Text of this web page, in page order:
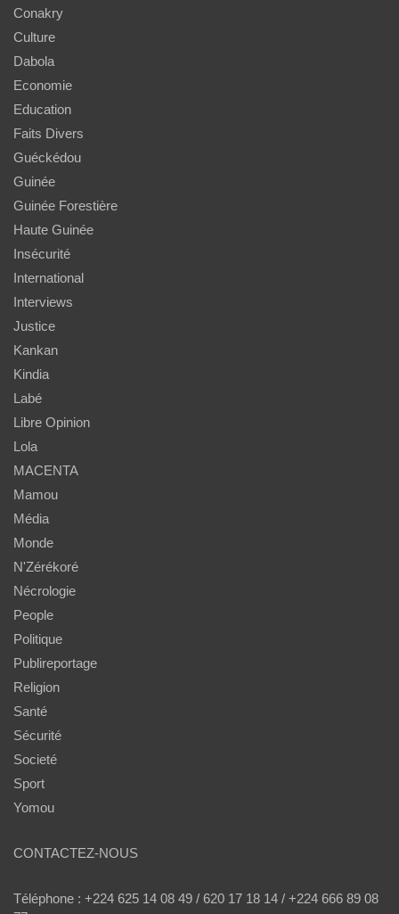
Conakry
Culture
Dabola
Economie
Education
Faits Divers
Guéckédou
Guinée
Guinée Forestière
Haute Guinée
Insécurité
International
Interviews
Justice
Kankan
Kindia
Labé
Libre Opinion
Lola
MACENTA
Mamou
Média
Monde
N'Zérékoré
Nécrologie
People
Politique
Publireportage
Religion
Santé
Sécurité
Societé
Sport
Yomou
CONTACTEZ-NOUS
Téléphone : +224 625 14 08 49 / 620 17 18 14 / +224 666 89 08